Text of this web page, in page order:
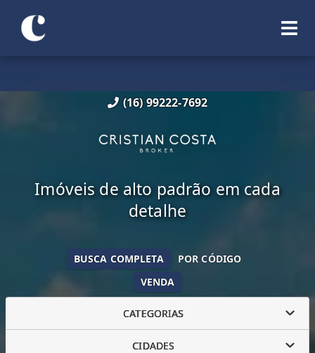
(16) 99222-7692
Imóveis de alto padrão em cada
detalhe
VENDA
BUSCA COMPLETA POR CÓDIGO
CATEGORIAS
CIDADES